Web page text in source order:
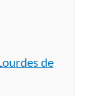
de